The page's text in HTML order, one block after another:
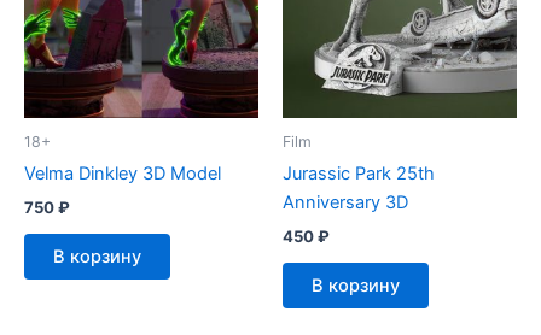
18+
Velma Dinkley 3D Model
750₽
В корзину
Film
Jurassic Park 25th
Anniversary 3D
450₽
В корзину